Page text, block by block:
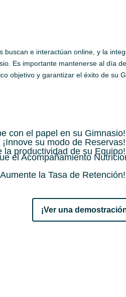
buscan e interactúan online, y la
Es importante mantenerse al día
objetivo y garantizar el éxito de su
con el papel en su Gimnasio!
¡Innove su modo de Reservas!
la productividad de su Equipo!
el Acompañamiento
la Tasa de Retención!
¡Ver una